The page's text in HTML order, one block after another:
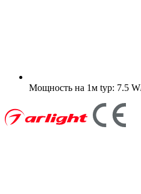
Мощность на 1м typ: 7.5